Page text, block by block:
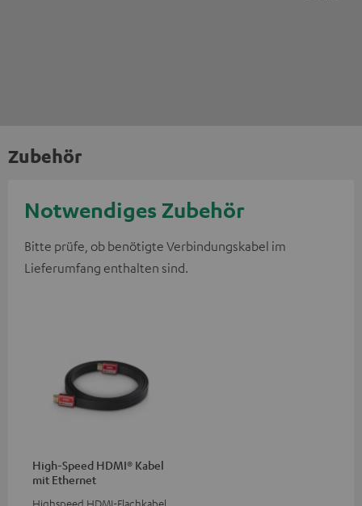
Zubehör
Notwendiges Zubehör
Bitte prüfe, ob benötigte Verbindungskabel im
Lieferumfang enthalten sind.
High-Speed HDMI® Kabel
mit Ethernet